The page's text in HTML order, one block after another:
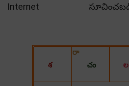
Internet